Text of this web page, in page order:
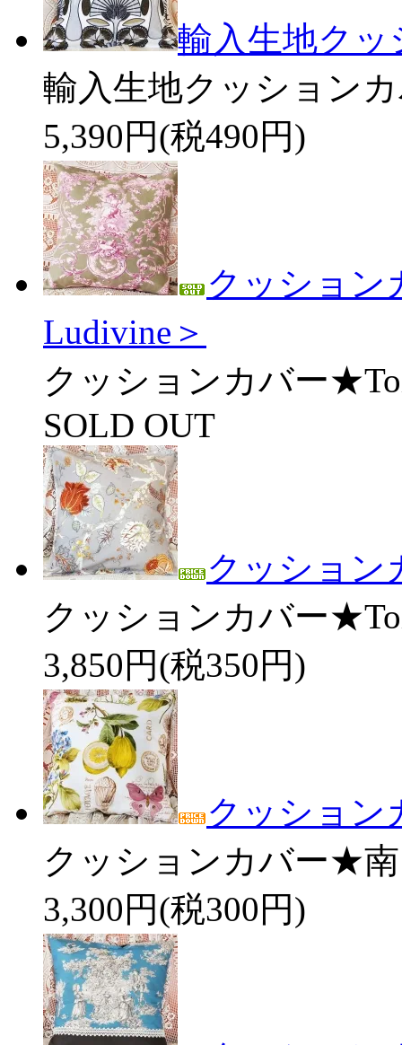
輸入生地ク
輸入生地クッション
5,390円(税490円)
クッション
Ludivine＞
クッションカバー
SOLD OUT
クッション
クッションカバー
3,850円(税350円)
クッショ
クッションカバー★
3,300円(税300円)